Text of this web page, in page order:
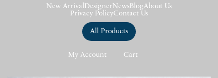
New Arrival DesignerNews BlogAbout Us
Privacy PolicyContact Us
All Products
My Account Cart